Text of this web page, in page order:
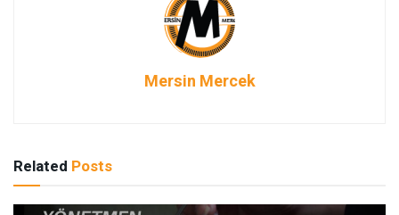
Mersin Mercek
Related Posts